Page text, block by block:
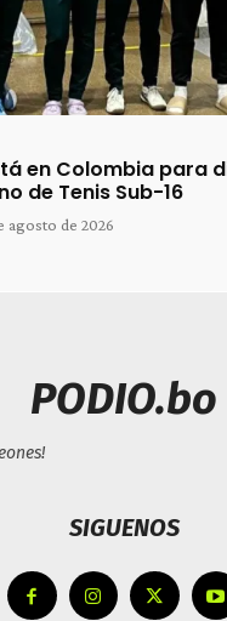
en Colombia para
de Tenis Sub-16
agosto de 2026
PODIO.bo
SIGUENOS